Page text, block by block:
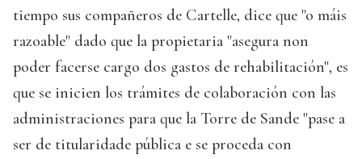
tiempo sus compañeros de Cartelle, dice que "o máis
razoable" dado que la propietaria "asegura non
poder facerse cargo dos gastos de rehabilitación", es
que se inicien los trámites de colaboración con las
administraciones para que la Torre de Sande "pase a
ser de titularidade pública e se proceda con